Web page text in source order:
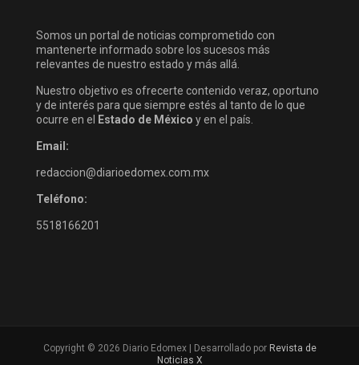
Somos un portal de noticias comprometido con
mantenerte informado sobre los sucesos más
relevantes de nuestro estado y más allá.
Nuestro objetivo es ofrecerte contenido veraz, oportuno
y de interés para que siempre estés al tanto de lo que
ocurre en el
Estado de México y en el país.
Email:
redaccion@diarioedomex.com.mx
Teléfono:
5518166201
Copyright © 2026 Diario Edomex | Desarrollado por Revista de
Noticias X